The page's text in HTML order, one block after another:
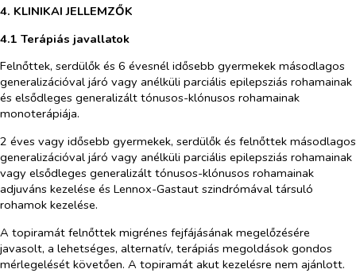
4. KLINIKAI JELLEMZŐK
4.1 Terápiás javallatok
Felnőttek, serdülők és 6 évesnél idősebb gyermekek másodlagos
generalizációval járó vagy anélküli parciális epilepsziás rohamainak
és elsődleges generalizált tónusos-klónusos rohamainak
monoterápiája.
2 éves vagy idősebb gyermekek, serdülők és felnőttek másodlagos
generalizációval járó vagy anélküli parciális epilepsziás rohamainak
vagy elsődleges generalizált tónusos-klónusos rohamainak
adjuváns kezelése és Lennox-Gastaut szindrómával társuló
rohamok kezelése.
A topiramát felnőttek migrénes fejfájásának megelőzésére
javasolt, a lehetséges, alternatív, terápiás megoldások gondos
mérlegelését követően. A topiramát akut kezelésre nem ajánlott.